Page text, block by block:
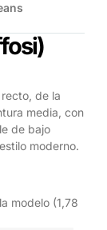
de la
media, con
de bajo
moderno.
modelo (1,78